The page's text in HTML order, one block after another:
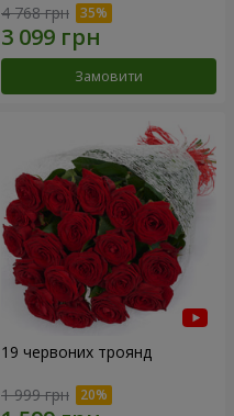
4 768 грн
Замовити
19 червоних троянд
1 999 грн